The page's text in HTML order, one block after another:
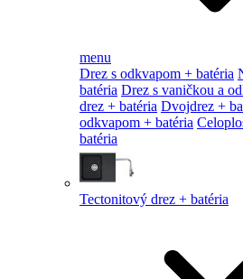
menu
Drez s odkvapom + batéria
batéria Drez s vaničkou a
drez + batéria Dvojdrez +
odkvapom + batéria
batéria
Tectonitový drez + batéria